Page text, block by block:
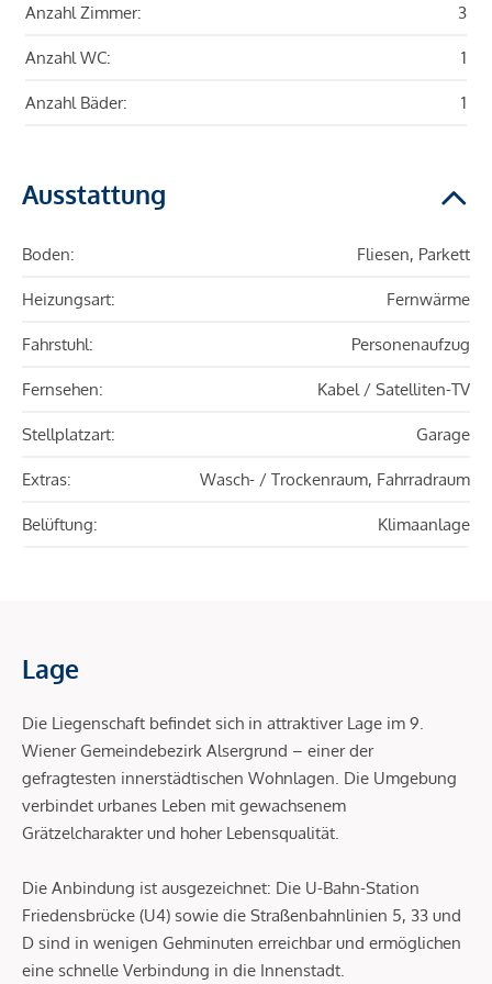
Anzahl Zimmer: 3
Anzahl WC: 1
Anzahl Bäder: 1
Ausstattung
Boden: Fliesen, Parkett
Heizungsart: Fernwärme
Fahrstuhl: Personenaufzug
Fernsehen: Kabel / Satelliten-TV
Stellplatzart: Garage
Extras: Wasch- / Trockenraum, Fahrradraum
Belüftung: Klimaanlage
Lage
Die Liegenschaft befindet sich in attraktiver Lage im 9.
Wiener Gemeindebezirk Alsergrund – einer der
gefragtesten innerstädtischen Wohnlagen. Die Umgebung
verbindet urbanes Leben mit gewachsenem
Grätzelcharakter und hoher Lebensqualität.
Die Anbindung ist ausgezeichnet: Die U-Bahn-Station
Friedensbrücke (U4) sowie die Straßenbahnlinien 5, 33 und
D sind in wenigen Gehminuten erreichbar und ermöglichen
eine schnelle Verbindung in die Innenstadt.